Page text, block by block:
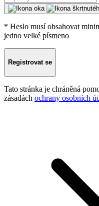
* Heslo musí obsahovat
jedno velké písmeno
Registrovat se
Tato stránka je chráněná
zásadách ochrany osobních